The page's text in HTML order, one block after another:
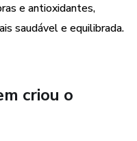
e antioxidantes,
saudável e equilibrada.
criou o